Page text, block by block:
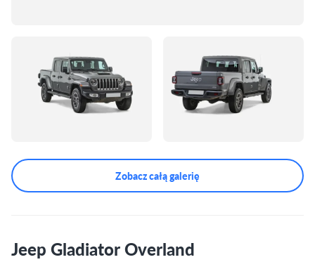
Zobacz całą galerię
Jeep Gladiator Overland